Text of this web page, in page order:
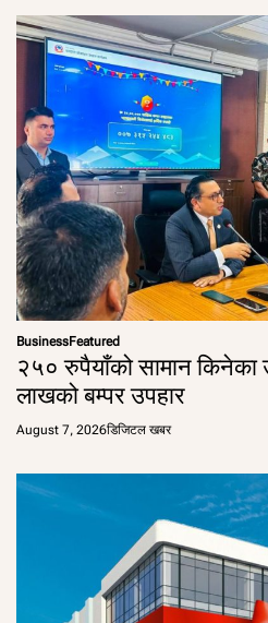
BusinessFeatured
२५० रुपैयाँको सामान किनेका
लाखको बम्पर उपहार
August 7, 2026डिजिटल खबर